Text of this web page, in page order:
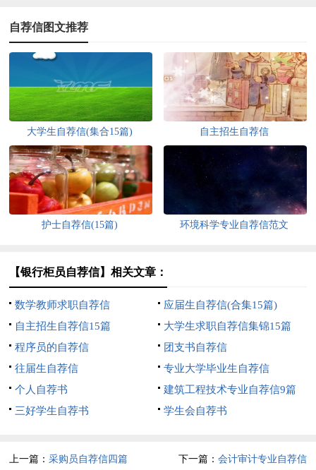
自荐信图文推荐
大学生自荐信(集合15篇) 自主招生自荐信
护士自荐信(15篇) 环境科学专业自荐信范文
【银行柜员自荐信】相关文章：
数学教师求职自荐信
应届生自荐信(合集15篇)
自主招生自荐信15篇
大学生求职自荐信集锦15篇
程序员的自荐信
团支书自荐信
往届生自荐信
专业大学毕业生自荐信
个人自荐书
建筑工程技术专业自荐信9篇
三好学生自荐书
学生会自荐书
上一篇：采购员自荐信四篇 下一篇： 会计审计专业自荐信